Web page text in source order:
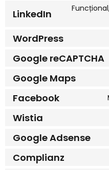
LinkedIn
WordPress
Google reCAPTCHA
Google Maps
Facebook
Wistia
Google Adsense
Complianz